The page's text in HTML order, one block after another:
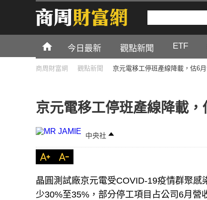
今日最新 觀點新聞 ETF
商周財富網 觀點新聞 京元電移工停班產線降載，估6
京元電移工停班產線降載
中央社
晶圓測試廠京元電受COVID-19疫情群聚
少30%至35%，部分停工項目占公司6月營